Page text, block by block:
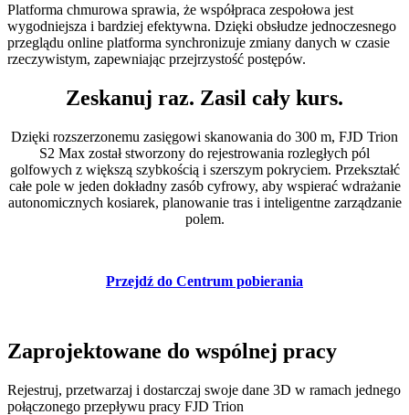
Platforma chmurowa sprawia, że współpraca zespołowa jest
wygodniejsza i bardziej efektywna. Dzięki obsłudze jednoczesnego
przeglądu online platforma synchronizuje zmiany danych w czasie
rzeczywistym, zapewniając przejrzystość postępów.
Zeskanuj raz. Zasil cały kurs.
Dzięki rozszerzonemu zasięgowi skanowania do 300 m, FJD Trion
S2 Max został stworzony do rejestrowania rozległych pól
golfowych z większą szybkością i szerszym pokryciem. Przekształć
całe pole w jeden dokładny zasób cyfrowy, aby wspierać wdrażanie
autonomicznych kosiarek, planowanie tras i inteligentne zarządzanie
polem.
Przejdź do Centrum pobierania
Zaprojektowane do wspólnej pracy
Rejestruj, przetwarzaj i dostarczaj swoje dane 3D w ramach jednego
połączonego przepływu pracy FJD Trion